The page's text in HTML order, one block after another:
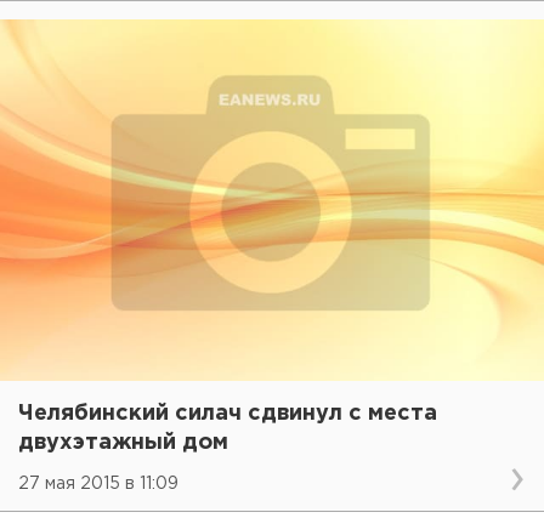
Челябинский силач сдвинул с места
двухэтажный дом
27 мая 2015 в 11:09